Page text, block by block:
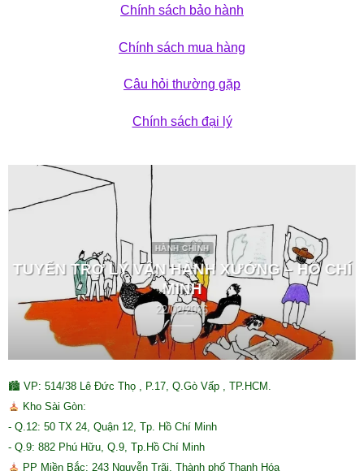
Chính sách bảo hành
Chính sách mua hàng
Câu hỏi thường gặp
Chính sách đại lý
HÀNH CHÍNH
TUYỂN TRỢ LÝ VẬN HÀNH XƯỞNG – HỒ CHÍ
MINH
22/02/2026
🏙 VP: 514/38 Lê Đức Thọ , P.17, Q.Gò Vấp , TP.HCM.
Kho Sài Gòn:
- Q.12: 50 TX 24, Quận 12, Tp. Hồ Chí Minh
- Q.9: 882 Phú Hữu, Q.9, Tp.Hồ Chí Minh
PP Miền Bắc: 243 Nguyễn Trãi, Thành phố Thanh Hóa